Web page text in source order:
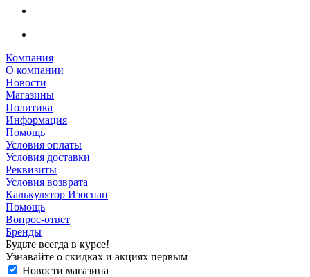
Компания
О компании
Новости
Магазины
Политика
Информация
Помощь
Условия оплаты
Условия доставки
Реквизиты
Условия возврата
Калькулятор Изоспан
Помощь
Вопрос-ответ
Бренды
Будьте всегда в курсе!
Узнавайте о скидках и акциях первым
Новости магазина